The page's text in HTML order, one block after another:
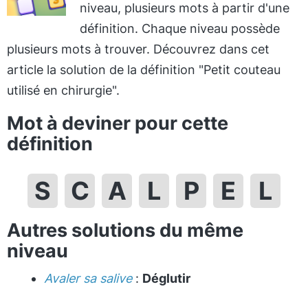
niveau, plusieurs mots à partir d'une
définition. Chaque niveau possède
plusieurs mots à trouver. Découvrez dans cet
article la solution de la définition "Petit couteau
utilisé en chirurgie".
Mot à deviner pour cette
définition
S C A L P E L
Autres solutions du même
niveau
Avaler sa salive: Déglutir